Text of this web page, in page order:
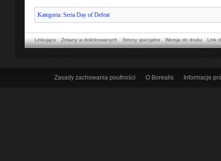
Kategoria: Seria Day of Defeat
Linkujące Zmiany w dolinkowanych Strony specjalne Wersja do druku Link
Zasady zachowania poufności O Borealis Informacje